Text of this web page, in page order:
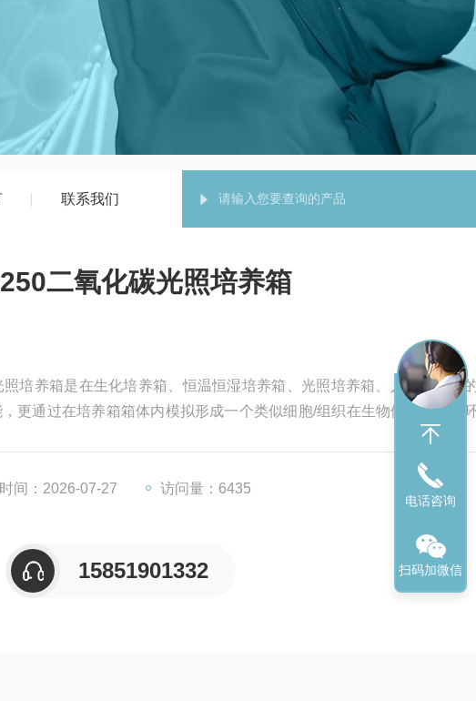
联系我们
二氧化碳光照培养箱
培养箱是在生化培养箱、恒温恒湿培养箱、光照培养箱、人工气候箱
，更通过在培养箱箱体内模拟形成一个类似细胞/组织在生物体内的生长
水平、恒定的酸碱度、较高的相对饱和湿度，来对细胞/组织进行体外
间：2026-07-27 访问量：6435
15851901332
电话咨询
扫码加微信